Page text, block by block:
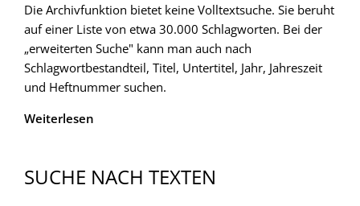
Die Archivfunktion bietet keine Volltextsuche. Sie beruht
auf einer Liste von etwa 30.000 Schlagworten. Bei der
„erweiterten Suche" kann man auch nach
Schlagwortbestandteil, Titel, Untertitel, Jahr, Jahreszeit
und Heftnummer suchen.
Weiterlesen
SUCHE NACH TEXTEN